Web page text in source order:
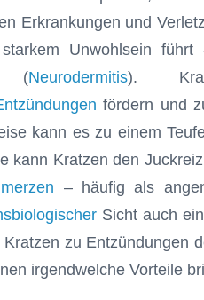
Erkrankungen und
Unwohlsein
(Neurodermitis).
fördern und
kann es zu einem
kann Kratzen den
– häufig als
Sicht auch
zu Entzündungen
irgendwelche Vorteile